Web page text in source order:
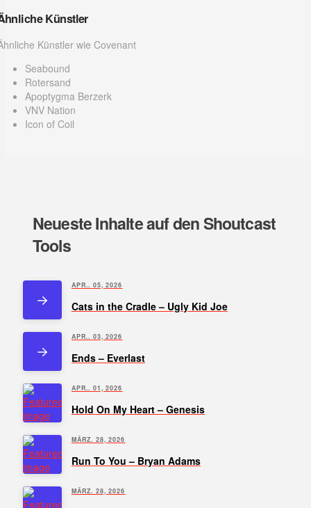
Künstler
Künstler wie Covenant
Seabound
Rotersand
Apoptygma Berzerk
VNV Nation
Icon of Coil
Neueste Inhalte auf den Shoutcast
Tools
APR.. 05, 2026
Cats in the Cradle – Ugly Kid Joe
APR.. 03, 2026
Ends – Everlast
APR.. 01, 2026
Hold On My Heart – Genesis
MÄRZ. 28, 2026
Run To You – Bryan Adams
MÄRZ. 28, 2026